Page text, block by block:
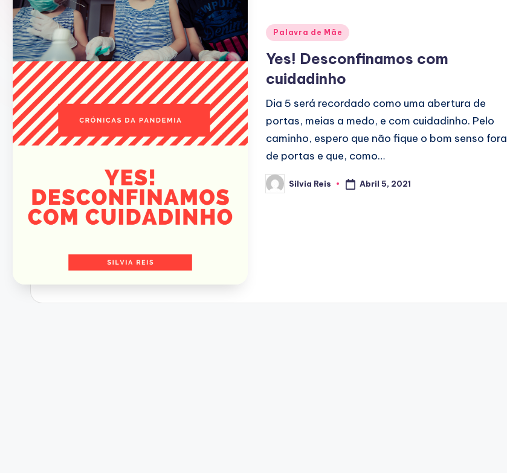
Posted
Palavra de Mãe
Yes! Desconfinamos com
cuidadinho
Dia 5 será recordado como uma abertura de
portas, meias a medo, e com cuidadinho. Pelo
caminho, espero que não fique o bom senso fora
de portas e que, como…
Posted
by
Silvia Reis Abril 5, 2021